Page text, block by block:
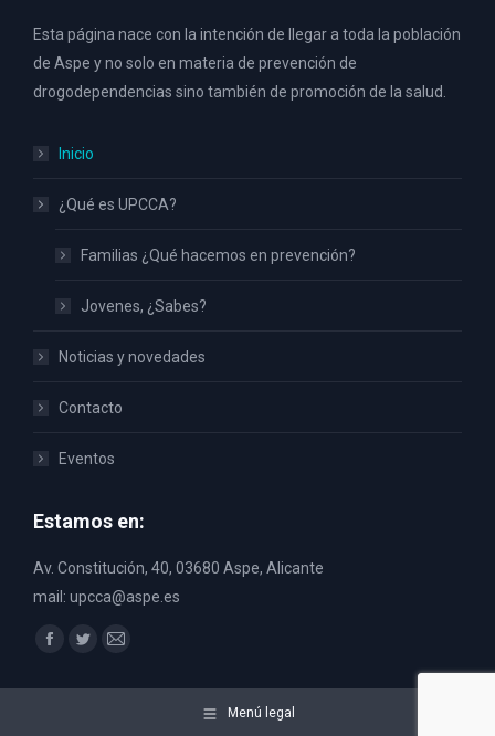
Esta página nace con la intención de llegar a toda la población
de Aspe y no solo en materia de prevención de
drogodependencias sino también de promoción de la salud.
Inicio
¿Qué es UPCCA?
Familias ¿Qué hacemos en prevención?
Jovenes, ¿Sabes?
Noticias y novedades
Contacto
Eventos
Estamos en:
Av. Constitución, 40, 03680 Aspe, Alicante
mail: upcca@aspe.es
Encuéntranos en:
Facebook
TwitterMail
Menú legal